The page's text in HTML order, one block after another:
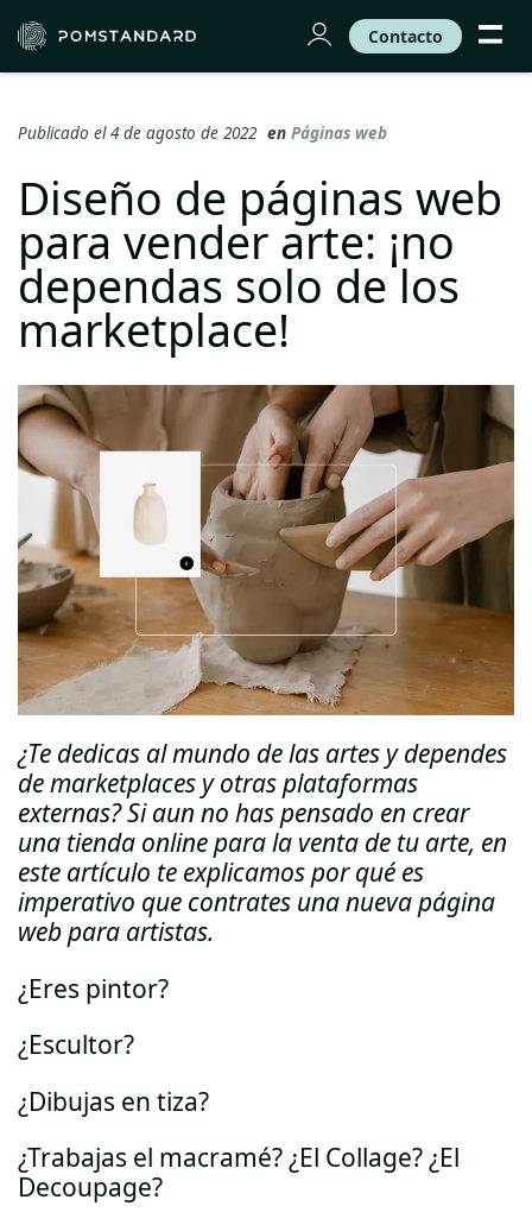
Contacto
Publicado el 4 de agosto de 2022 en Páginas web
Diseño de páginas web
para vender arte: ¡no
dependas solo de los
marketplace!
¿Te dedicas al mundo de las artes y dependes
de marketplaces y otras plataformas
externas? Si aun no has pensado en crear
una tienda online para la venta de tu arte, en
este artículo te explicamos por qué es
imperativo que contrates una nueva página
web para artistas.
¿Eres pintor?
¿Escultor?
¿Dibujas en tiza?
¿Trabajas el macramé? ¿El Collage? ¿El
Decoupage?